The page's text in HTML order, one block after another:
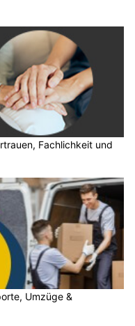
Fachlichkeit und
Umzüge &